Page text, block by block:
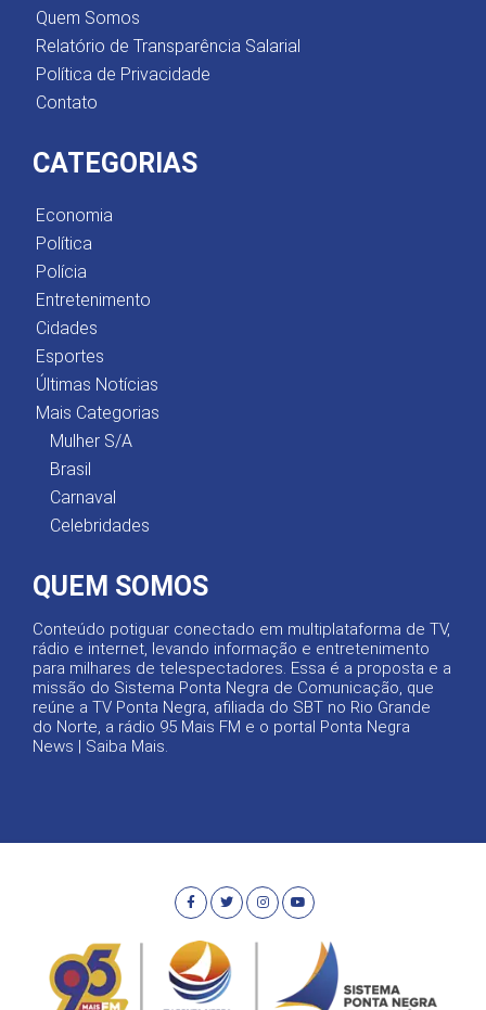
Quem Somos
Relatório de Transparência Salarial
Política de Privacidade
Contato
CATEGORIAS
Economia
Política
Polícia
Entretenimento
Cidades
Esportes
Últimas Notícias
Mais Categorias
Mulher S/A
Brasil
Carnaval
Celebridades
QUEM SOMOS
Conteúdo potiguar conectado em multiplataforma de TV,
rádio e internet, levando informação e entretenimento
para milhares de telespectadores. Essa é a proposta e a
missão do Sistema Ponta Negra de Comunicação, que
reúne a TV Ponta Negra, afiliada do SBT no Rio Grande
do Norte, a rádio 95 Mais FM e o portal Ponta Negra
News | Saiba Mais.